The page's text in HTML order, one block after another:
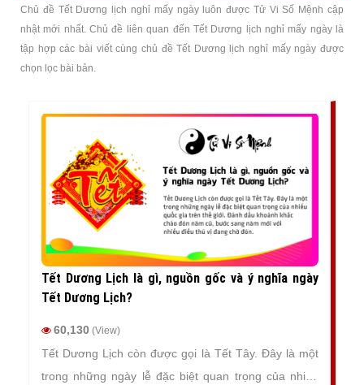
Chủ đề Tết Dương lịch nghỉ mấy ngày luôn được Tử Vi Số Mệnh cập
nhật mới nhất. Chủ đề liên quan đến Tết Dương lịch nghỉ mấy ngày là
tập hợp các bài viết cùng chủ đề Tết Dương lịch nghỉ mấy ngày được
chọn lọc bài bản.
Tết Dương Lịch là gì, nguồn gốc và ý nghĩa ngày
Tết Dương Lịch?
60,130 (View)
Tết Dương Lịch còn được gọi là Tết Tây. Đây là một
trong những ngày lễ đặc biệt quan trọng của nhiều